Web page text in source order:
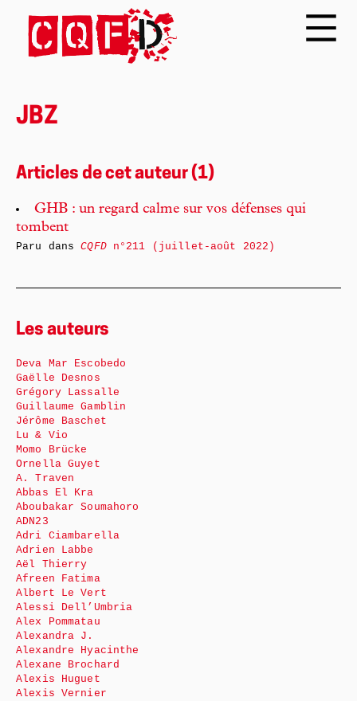
JBZ
Articles de cet auteur (1)
GHB : un regard calme sur vos défenses qui
tombent
Paru dansCQFDn°211 (juillet-août 2022)
Les auteurs
Deva Mar Escobedo
Gaëlle Desnos
Grégory Lassalle
Guillaume Gamblin
Jérôme Baschet
Lu & Vio
Momo Brücke
Ornella Guyet
A. Traven
Abbas El Kra
Aboubakar Soumahoro
ADN23
Adri Ciambarella
Adrien Labbe
Aël Thierry
Afreen Fatima
Albert Le Vert
Alessi Dell’Umbria
Alex Pommatau
Alexandra J.
Alexandre Hyacinthe
Alexane Brochard
Alexis Huguet
Alexis Vernier